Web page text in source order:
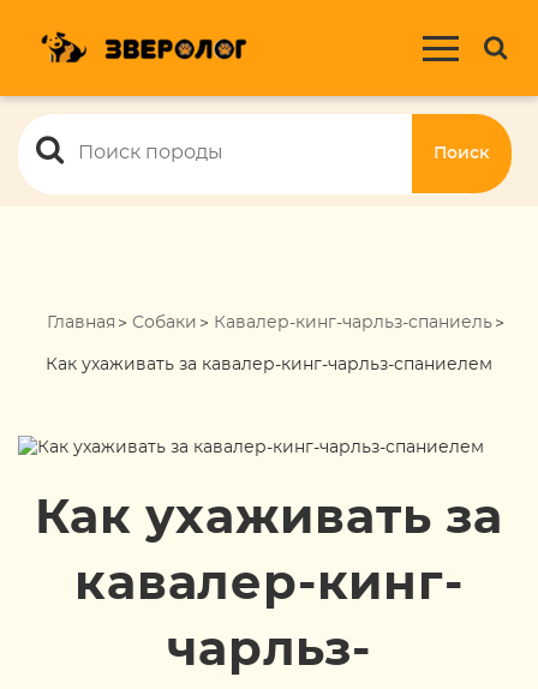
Поиск
Главная Собаки Кавалер-кинг-чарльз-спаниель
Как ухаживать за кавалер-кинг-чарльз-спаниелем
Как ухаживать за
кавалер-кинг-
чарльз-